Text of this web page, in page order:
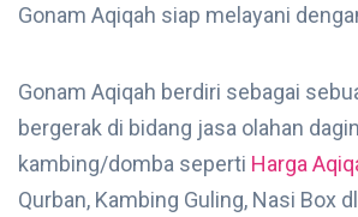
Gonam Aqiqah siap melayani
Gonam Aqiqah berdiri sebagai
bergerak di bidang jasa olahan
kambing/domba seperti Harga
Qurban, Kambing Guling, Nasi Box